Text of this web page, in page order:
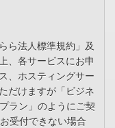
ら法人標準規約」及
、各サービスにお申
、ホスティングサー
だけますが「ビジネ
ラン」のようにご契
受付できない場合